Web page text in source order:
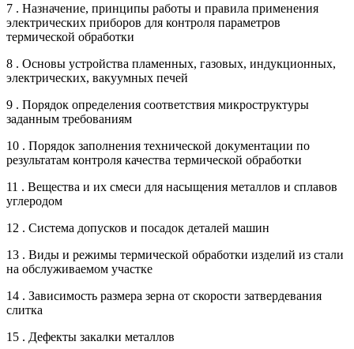
7 . Назначение, принципы работы и правила применения
электрических приборов для контроля параметров
термической обработки
8 . Основы устройства пламенных, газовых, индукционных,
электрических, вакуумных печей
9 . Порядок определения соответствия микроструктуры
заданным требованиям
10 . Порядок заполнения технической документации по
результатам контроля качества термической обработки
11 . Вещества и их смеси для насыщения металлов и сплавов
углеродом
12 . Система допусков и посадок деталей машин
13 . Виды и режимы термической обработки изделий из стали
на обслуживаемом участке
14 . Зависимость размера зерна от скорости затвердевания
слитка
15 . Дефекты закалки металлов